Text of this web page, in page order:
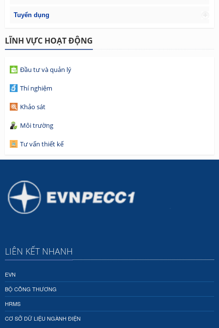
Tuyển dụng
LĨNH VỰC HOẠT ĐỘNG
Đầu tư và quản lý
Thí nghiệm
Khảo sát
Môi trường
Tư vấn thiết kế
LIÊN KẾT NHANH
EVN
BỘ CÔNG THƯƠNG
HRMS
CƠ SỞ DỮ LIỆU NGÀNH ĐIỆN